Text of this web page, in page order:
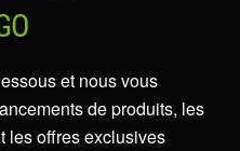
et nous vous
de produits, les
les offres exclusives